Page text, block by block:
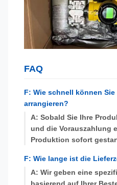
FAQ
F: Wie schnell können
arrangieren?
A: Sobald Sie Ihre
und die Vorauszahlung
Produktion sofort
F: Wie lange ist die
A: Wir geben eine